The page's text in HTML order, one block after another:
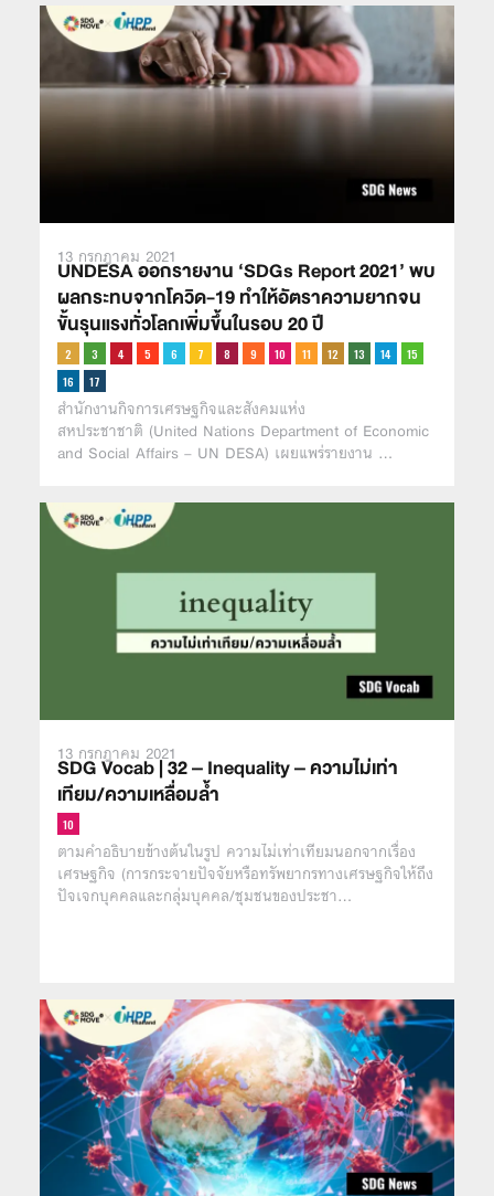
13 กรกฎาคม 2021
UNDESA ออกรายงาน ‘SDGs Report 2021’ พบ
ผลกระทบจากโควิด-19 ทำให้อัตราความยากจน
ขั้นรุนแรงทั่วโลกเพิ่มขึ้นในรอบ 20 ปี
สำนักงานกิจการเศรษฐกิจและสังคมแห่ง
สหประชาชาติ (United Nations Department of Economic
and Social Affairs – UN DESA) เผยแพร่รายงาน …
13 กรกฎาคม 2021
SDG Vocab | 32 – Inequality – ความไม่เท่า
เทียม/ความเหลื่อมล้ำ
ตามคำอธิบายข้างต้นในรูป ความไม่เท่าเทียมนอกจากเรื่อง
เศรษฐกิจ (การกระจายปัจจัยหรือทรัพยากรทางเศรษฐกิจให้ถึง
ปัจเจกบุคคลและกลุ่มบุคคล/ชุมชนของประชา…